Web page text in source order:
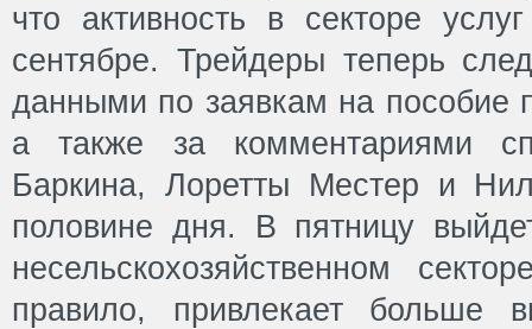
что активность в секторе
сентябре. Трейдеры теперь
данными по заявкам на пособие
а также за комментариями
Баркина, Лоретты Местер и
половине дня. В пятницу
несельскохозяйственном
правило, привлекает больше